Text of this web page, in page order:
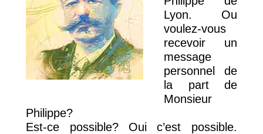
Lyon. Ou
voulez-vous
recevoir un
message
personnel de
la part de
Monsieur
Philippe?
Est-ce possible? Oui c’est possible.